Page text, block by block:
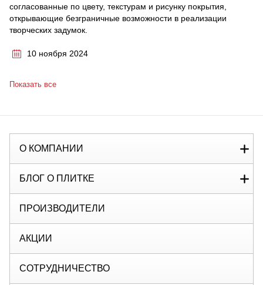
согласованные по цвету, текстурам и рисунку покрытия,
открывающие безграничные возможности в реализации
творческих задумок.
10 ноября 2024
Показать все
О КОМПАНИИ
БЛОГ О ПЛИТКЕ
ПРОИЗВОДИТЕЛИ
АКЦИИ
СОТРУДНИЧЕСТВО